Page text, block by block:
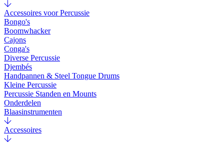
Accessoires voor Percussie
Bongo's
Boomwhacker
Cajons
Conga's
Diverse Percussie
Djembés
Handpannen & Steel Tongue Drums
Kleine Percussie
Percussie Standen en Mounts
Onderdelen
Blaasinstrumenten
Accessoires